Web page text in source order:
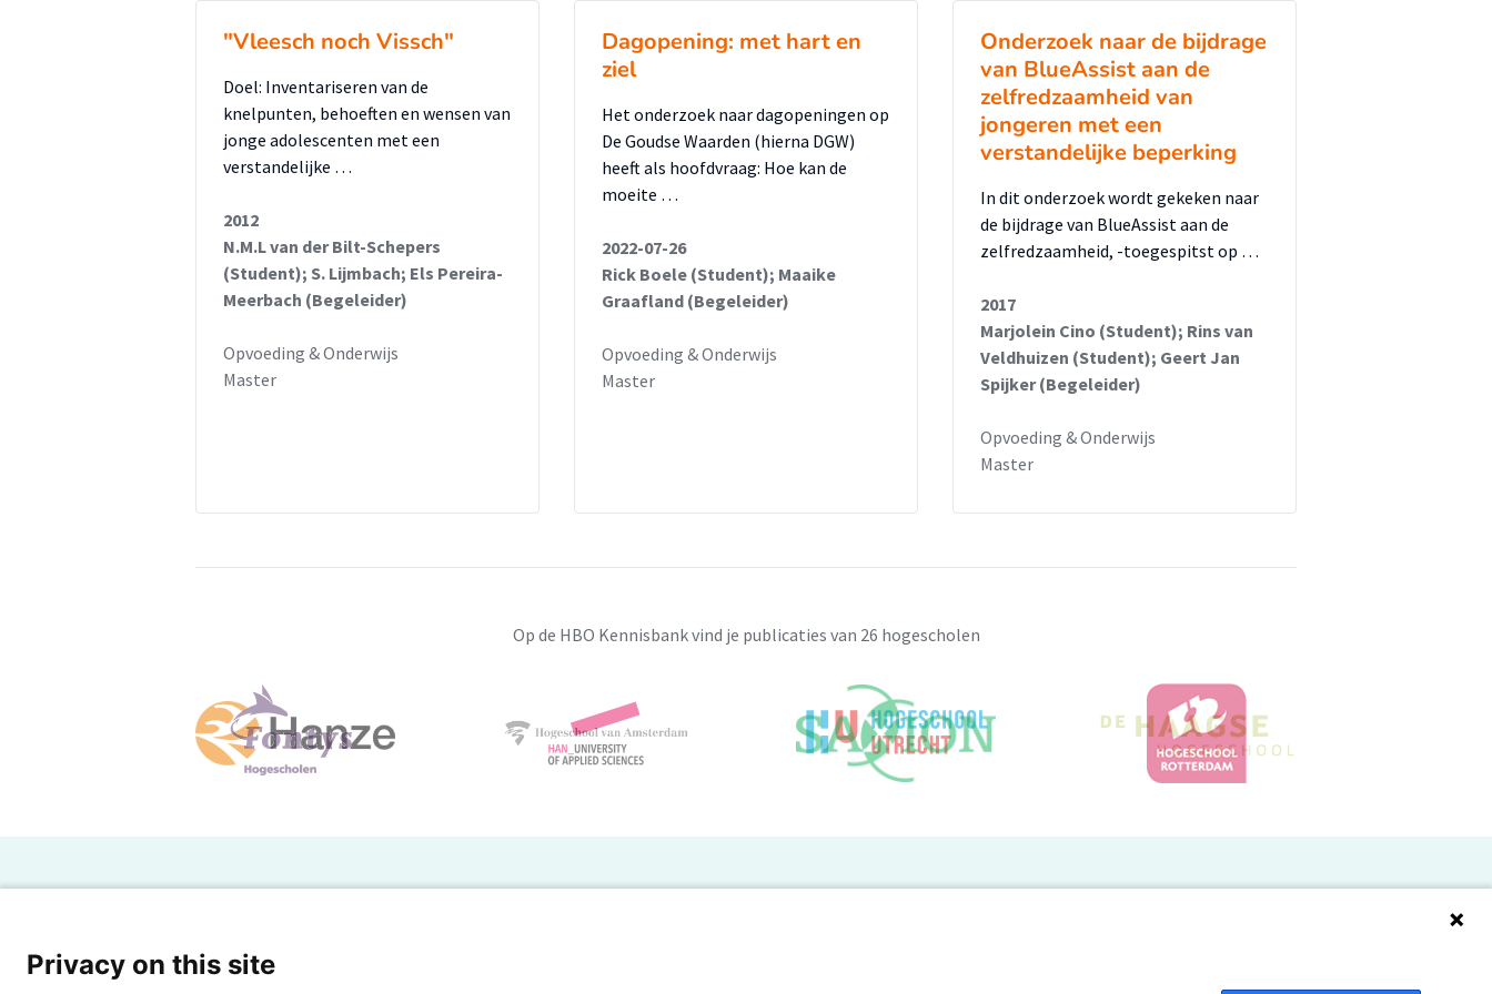
terwijl wanneer ze de talententest van Dewulf (2009) invullen gemiddeld
negen talenten worden genoemd. Door de talenten uit de
Talententoolbox (Dewulf, 2009) te gebruiken, hebben leerlingen een
bredere basis om trots op te zijn.
Verschillende omgevings- en leerlingfactoren spelen een rol bij
talentontwikkeling in het Praktijkonderwijs. Te denken valt aan
omgevingsfactoren zoals een veilige leeromgeving, een
enthousiasmerende docent en voldoende uitdaging; en leerlingfactoren
zoals het krijgen en hebben van vertrouwen, en creativiteit.
Uit het onderzoek komen de volgende aanbevelingen:
talenten.
 Leer de leerlingen hefboomvaardigheden, zodat ze zelf in staat zijn aan
"Vleesch noch Vissch"
Doel: Inventariseren van de
knelpunten, behoeften en wensen van
jonge adolescenten met een
verstandelijke …
2012
N.M.L van der Bilt-Schepers
(Student); S. Lijmbach; Els Pereira-
Meerbach (Begeleider)
Opvoeding & Onderwijs
Master
Dagopening: met hart en
ziel
Het onderzoek naar dagopeningen op
De Goudse Waarden (hierna DGW)
heeft als hoofdvraag: Hoe kan de
moeite …
2022-07-26
Rick Boele (Student); Maaike
Graafland (Begeleider)
Opvoeding & Onderwijs
Master
Onderzoek naar de bijdrage
van BlueAssist aan de
zelfredzaamheid van
jongeren met een
verstandelijke beperking
In dit onderzoek wordt gekeken naar
de bijdrage van BlueAssist aan de
zelfredzaamheid, -toegespitst op …
2017
Marjolein Cino (Student); Rins van
Veldhuizen (Student); Geert Jan
Spijker (Begeleider)
Opvoeding & Onderwijs
Master
Op de HBO Kennisbank vind je publicaties van 26 hogescholen
Powered by SURF
Privacy on this site